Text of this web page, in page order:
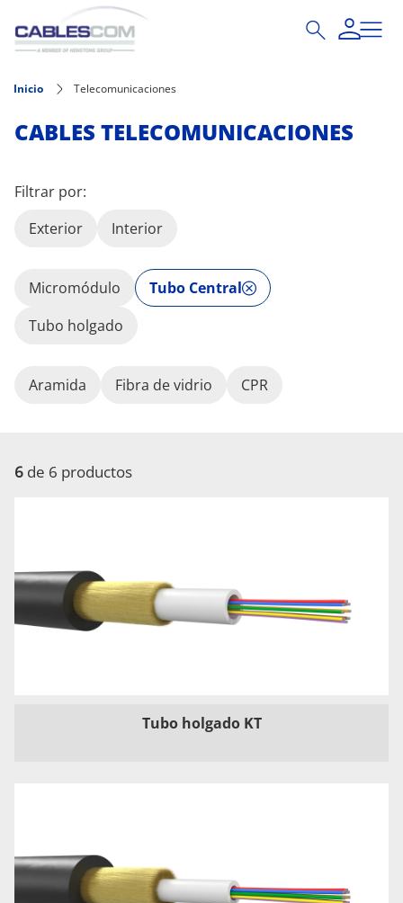
Pasar al contenido principal
Inicio Telecomunicaciones
CABLES TELECOMUNICACIONES
Filtrar por:
Exterior
Interior
Micromódulo
Tubo Central
Tubo holgado
Aramida Fibra de vidrio CPR
6 de 6 productos
Tubo holgado KT